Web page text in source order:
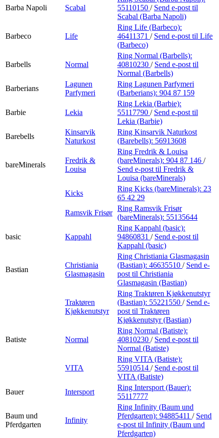
Barba Napoli Scabal
55110150 / Send e-post til
Scabal (Barba Napoli)
Barbeco Life
Ring Life (Barbeco):
46411371 / Send e-post til Life
(Barbeco)
Barbells Normal
Ring Normal (Barbells):
40810230 / Send e-post til
Normal (Barbells)
Barberians
Lagunen
Parfymeri
Ring Lagunen Parfymeri
(Barberians): 904 87 159
Barbie Lekia
Ring Lekia (Barbie):
55117790 / Send e-post til
Lekia (Barbie)
Barebells
Kinsarvik
Naturkost
Ring Kinsarvik Naturkost
(Barebells): 56913608
bareMinerals
Fredrik &
Louisa
Ring Fredrik & Louisa
(bareMinerals): 904 87 146 /
Send e-post til Fredrik &
Louisa (bareMinerals)
Kicks
Ring Kicks (bareMinerals): 23
65 42 29
Ramsvik Frisør
Ring Ramsvik Frisør
(bareMinerals): 55135644
basic Kappahl
Ring Kappahl (basic):
94860831 / Send e-post til
Kappahl (basic)
Bastian
Christiania
Glasmagasin
Ring Christiania Glasmagasin
(Bastian): 46635510 / Send e-
post til Christiania
Glasmagasin (Bastian)
Traktøren
Kjøkkenutstyr
Ring Traktøren Kjøkkenutstyr
(Bastian): 55221550 / Send e-
post til Traktøren
Kjøkkenutstyr (Bastian)
Batiste Normal
Ring Normal (Batiste):
40810230 / Send e-post til
Normal (Batiste)
VITA
Ring VITA (Batiste):
55910514 / Send e-post til
VITA (Batiste)
Bauer
Intersport
Ring Intersport (Bauer):
55117777
Baum und
Pferdgarten
Infinity
Ring Infinity (Baum und
Pferdgarten): 94885411 / Send
e-post til Infinity (Baum und
Pferdgarten)